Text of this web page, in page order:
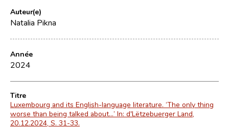
Auteur(e)
Natalia Pikna
Année
2024
Titre
Luxembourg and its English-language literature. ‘The only thing
worse than being talked about…’ In: d'Lëtzebuerger Land,
20.12.2024, S. 31-33.